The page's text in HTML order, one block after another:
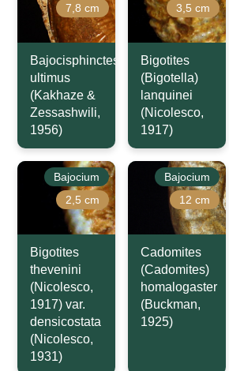
7,8 cm
Bajocisphinctes
ultimus
(Kakhaze &
Zessashwili,
1956)
3,5 cm
Bigotites
(Bigotella)
lanquinei
(Nicolesco,
1917)
Bajocium
2,5 cm
Bigotites
thevenini
(Nicolesco,
1917) var.
densicostata
(Nicolesco,
1931)
Bajocium
12 cm
Cadomites
(Cadomites)
homalogaster
(Buckman,
1925)